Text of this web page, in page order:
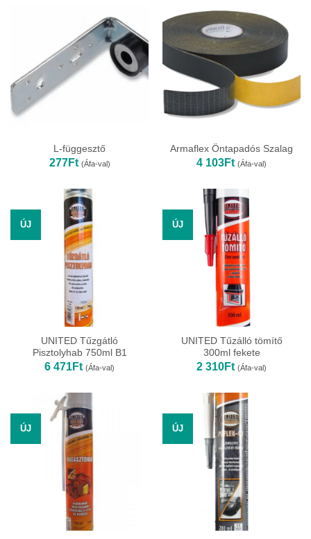
L-függesztő
277Ft (Áfa-val)
Armaflex Öntapadós Szalag
4 103Ft (Áfa-val)
ÚJ
UNITED Tűzgátló
Pisztolyhab 750ml B1
6 471Ft (Áfa-val)
ÚJ
UNITED Tűzálló tömítő
300ml fekete
2 310Ft (Áfa-val)
ÚJ ÚJ